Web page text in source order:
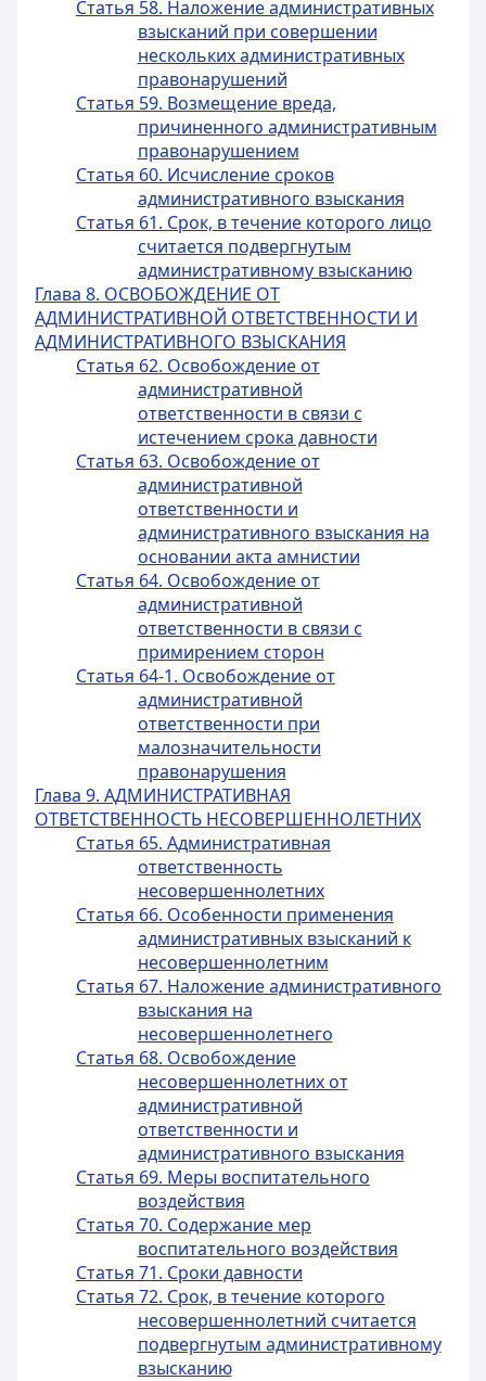
Статья 58. Наложение административных
взысканий при совершении
нескольких административных
правонарушений
Статья 59. Возмещение вреда,
причиненного административным
правонарушением
Статья 60. Исчисление сроков
административного взыскания
Статья 61. Срок, в течение которого лицо
считается подвергнутым
административному взысканию
Глава 8. ОСВОБОЖДЕНИЕ ОТ
АДМИНИСТРАТИВНОЙ ОТВЕТСТВЕННОСТИ И
АДМИНИСТРАТИВНОГО ВЗЫСКАНИЯ
Статья 62. Освобождение от
административной
ответственности в связи с
истечением срока давности
Статья 63. Освобождение от
административной
ответственности и
административного взыскания на
основании акта амнистии
Статья 64. Освобождение от
административной
ответственности в связи с
примирением сторон
Статья 64-1. Освобождение от
административной
ответственности при
малозначительности
правонарушения
Глава 9. АДМИНИСТРАТИВНАЯ
ОТВЕТСТВЕННОСТЬ НЕСОВЕРШЕННОЛЕТНИХ
Статья 65. Административная
ответственность
несовершеннолетних
Статья 66. Особенности применения
административных взысканий к
несовершеннолетним
Статья 67. Наложение административного
взыскания на
несовершеннолетнего
Статья 68. Освобождение
несовершеннолетних от
административной
ответственности и
административного взыскания
Статья 69. Меры воспитательного
воздействия
Статья 70. Содержание мер
воспитательного воздействия
Статья 71. Сроки давности
Статья 72. Срок, в течение которого
несовершеннолетний считается
подвергнутым административному
взысканию